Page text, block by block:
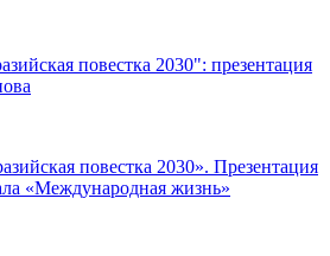
повестка 2030": презентация
повестка 2030». Презентация
«Международная жизнь»